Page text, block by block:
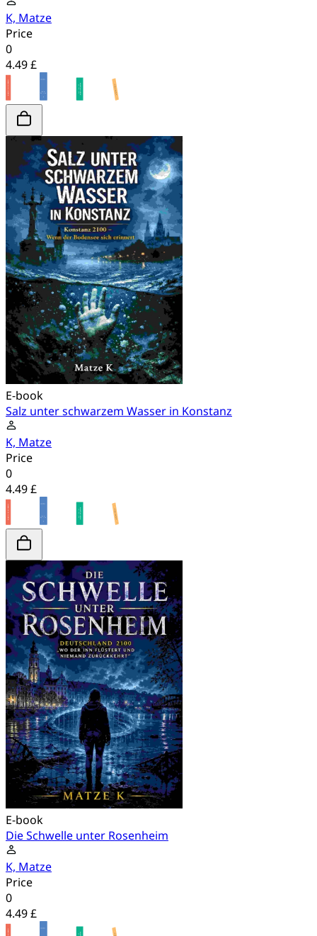
K, Matze
Price
0
4.49 £
E-book
Salz unter schwarzem Wasser in Konstanz
K, Matze
Price
0
4.49 £
E-book
Die Schwelle unter Rosenheim
K, Matze
Price
0
4.49 £